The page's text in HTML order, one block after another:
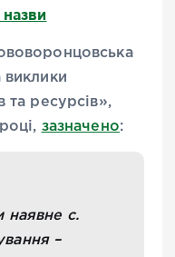
виклики
та ресурсів»,
зазначено:
наявне с.
–